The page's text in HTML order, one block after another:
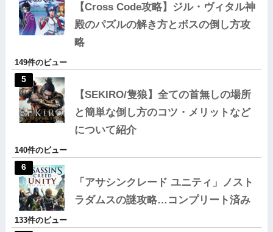
【Cross Code攻略】ジル・ヴィタル神
殿のパズルの解き方とボスの倒し方攻
略
149件のビュー
【SEKIRO/隻狼】全ての首無しの場所
と簡単な倒し方のコツ・メリットなど
について紹介
140件のビュー
「アサシンクレード ユニティ」ノスト
ラダムスの謎攻略…コンプリート済み
133件のビュー